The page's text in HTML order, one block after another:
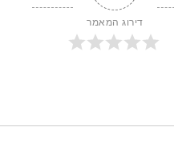
דירוג המאמר